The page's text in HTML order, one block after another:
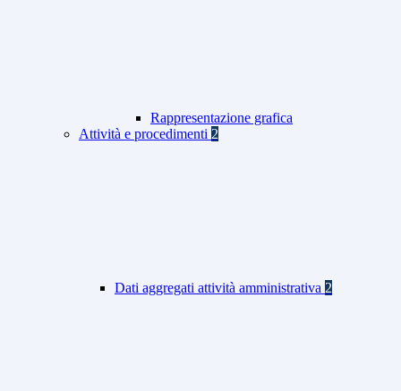
Rappresentazione grafica
Attività e procedimenti 2
Dati aggregati attività amministrativa 2